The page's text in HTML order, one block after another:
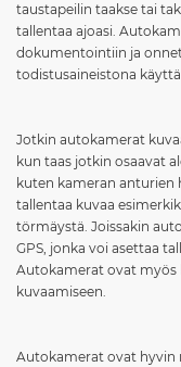
taustapeilin taakse tai
tallentaa ajoasi.
dokumentointiin ja
todistusaineistona
Jotkin autokamerat
kun taas jotkin osaavat
kuten kameran anturien
tallentaa kuvaa
törmäystä. Joissakin
GPS, jonka voi asettaa
Autokamerat ovat myös
kuvaamiseen.
Autokamerat ovat hyvin